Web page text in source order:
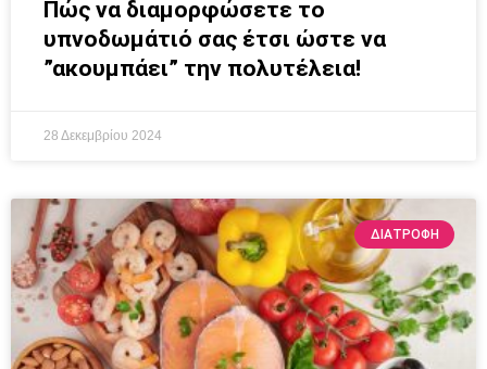
Πώς να διαμορφώσετε το
υπνοδωμάτιό σας έτσι ώστε να
”ακουμπάει” την πολυτέλεια!
28 Δεκεμβρίου 2024
ΔΙΑΤΡΟΦΉ